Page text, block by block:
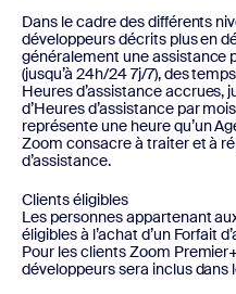
Dans le cadre des différents
développeurs décrits plus en
généralement une assistance
(jusqu’à 24h/24 7j/7), des
Heures d’assistance accrues,
d’Heures d’assistance par
représente une heure qu’un
Zoom consacre à traiter et à
d’assistance.
Clients éligibles
Les personnes appartenant
éligibles à l’achat d’un Forfait
Pour les clients Zoom
développeurs sera inclus dans